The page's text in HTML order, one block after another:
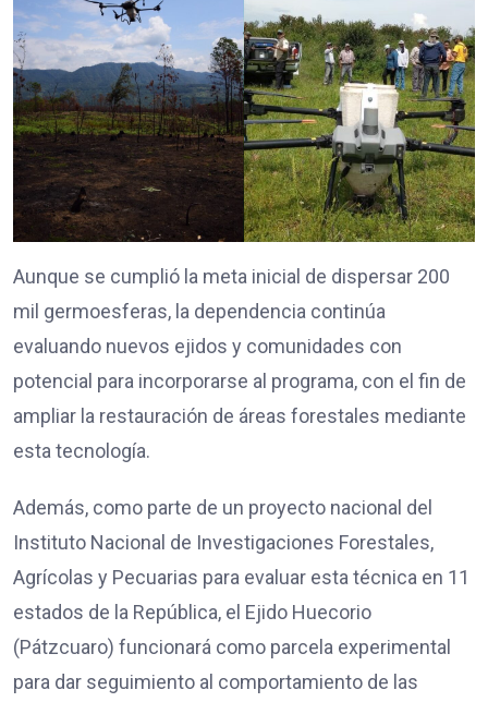
Aunque se cumplió la meta inicial de dispersar 200
mil germoesferas, la dependencia continúa
evaluando nuevos ejidos y comunidades con
potencial para incorporarse al programa, con el fin de
ampliar la restauración de áreas forestales mediante
esta tecnología.
Además, como parte de un proyecto nacional del
Instituto Nacional de Investigaciones Forestales,
Agrícolas y Pecuarias para evaluar esta técnica en 11
estados de la República, el Ejido Huecorio
(Pátzcuaro) funcionará como parcela experimental
para dar seguimiento al comportamiento de las